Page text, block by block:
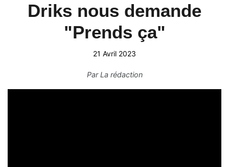
Driks nous demande
"Prends ça"
21 Avril 2023
ParLa rédaction